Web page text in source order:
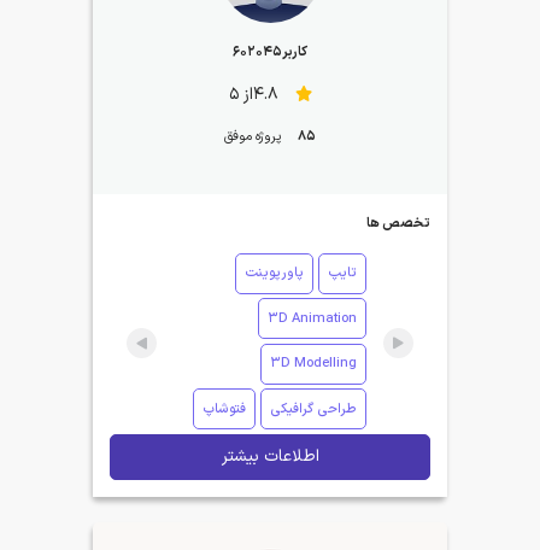
کاربر602045
4.8از 5
85 پروژه موفق
تخصص ها
تایپ پاورپوینت
3D Animation
3D Modelling
طراحی گرافیکی فتوشاپ
اطلاعات بیشتر